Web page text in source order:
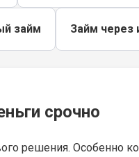
займ Займ через
срочно
решения. Особенно